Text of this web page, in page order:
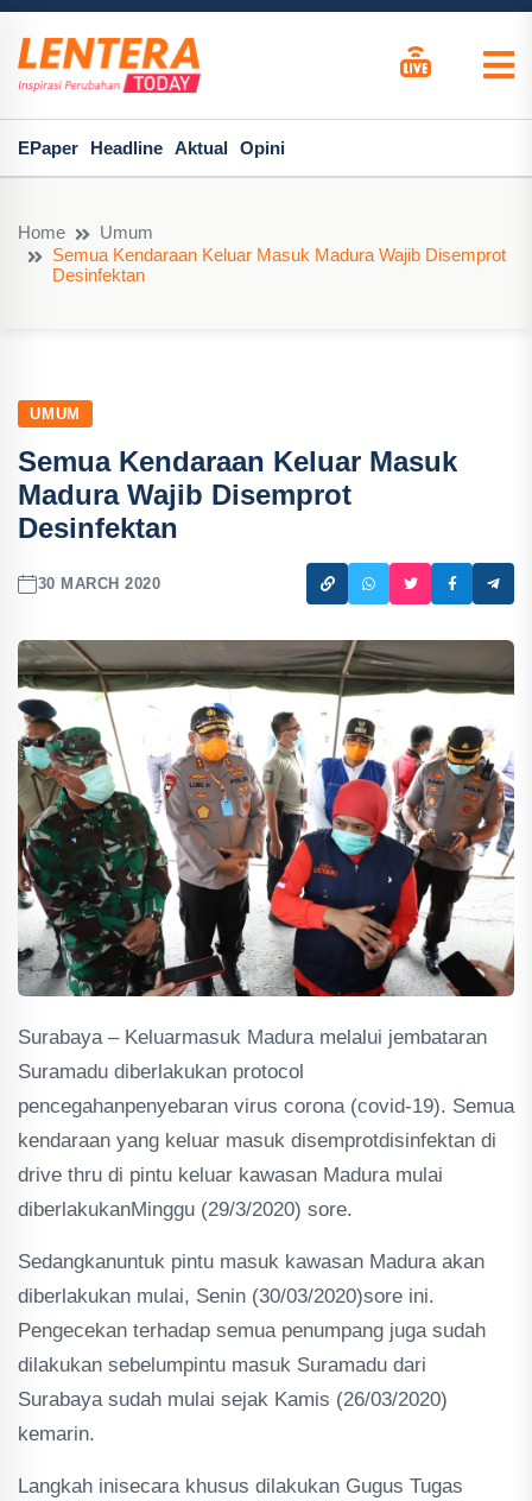
EPaper Headline Aktual Opini
Home
Umum
Semua Kendaraan Keluar Masuk Madura Wajib Disemprot
Desinfektan
UMUM
Semua Kendaraan Keluar Masuk
Madura Wajib Disemprot
Desinfektan
30 MARCH 2020
Surabaya – Keluarmasuk Madura melalui jembataran
Suramadu diberlakukan protocol
pencegahanpenyebaran virus corona (covid-19). Semua
kendaraan yang keluar masuk disemprotdisinfektan di
drive thru di pintu keluar kawasan Madura mulai
diberlakukanMinggu (29/3/2020) sore.
Sedangkanuntuk pintu masuk kawasan Madura akan
diberlakukan mulai, Senin (30/03/2020)sore ini.
Pengecekan terhadap semua penumpang juga sudah
dilakukan sebelumpintu masuk Suramadu dari
Surabaya sudah mulai sejak Kamis (26/03/2020)
kemarin.
Langkah inisecara khusus dilakukan Gugus Tugas